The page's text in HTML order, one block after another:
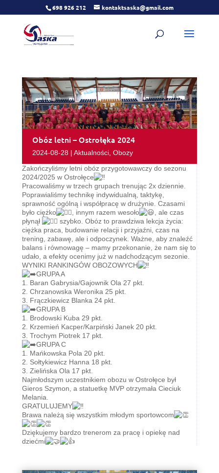
698 926 212 kontaktsaska@gmail.com
Obóz letni – Ostrołęka 2024
2024-08-28| Aktualności, Obozy
Zakończyliśmy letni obóz przygotowawczy do sezonu
2024/2025 w Ostrołęce
Pracowaliśmy w trzech grupach trenując 2x dziennie.
Poprawialiśmy technikę indywidualną, taktykę,
sprawność ogólną i współpracę w drużynie. Czasami
było ciężko
, innym razem wesoło
, ale czas
płynął
szybko. Obóz to prawdziwa lekcja życia:
ciężka praca, budowanie relacji i przyjaźni, czas na
trening, zabawę, ale i odpoczynek. Ważne, aby znaleźć
balans i równowagę – mamy przekonanie, że nam się to
udało, a efekty ocenimy już w nadchodzącym sezonie.
WYNIKI RANKINGÓW OBOZOWYCH
GRUPA A
1. Baran Gabrysia/Gajownik Ola 27 pkt.
2. Chrzanowska Weronika 25 pkt.
3. Frączkiewicz Blanka 24 pkt.
GRUPA B
1. Brodowski Kuba 29 pkt.
2. Krzemień Kacper/Karpiński Janek 20 pkt.
3. Trochym Piotrek 17 pkt.
GRUPA C
1. Mańkowska Pola 20 pkt.
2. Sołtykiewicz Hanna 18 pkt.
3. Zielińska Ola 17 pkt.
Najmłodszym uczestnikiem obozu w Ostrołęce był
Gieros Szymon, a statuetkę MVP otrzymała Cieciuk
Melania.
GRATULUJEMY
Brawa należą się wszystkim młodym sportowcom
Dziękujemy bardzo trenerom za pracę i opiekę nad
dziećmi